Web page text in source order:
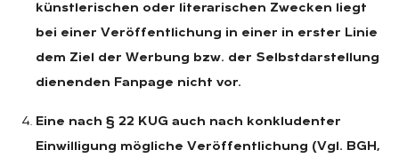
künstlerischen oder literarischen Zwecken liegt
bei einer Veröffentlichung in einer in erster Linie
dem Ziel der Werbung bzw. der Selbstdarstellung
dienenden Fanpage nicht vor.
Eine nach § 22 KUG auch nach konkludenter
Einwilligung mögliche Veröffentlichung (Vgl. BGH,